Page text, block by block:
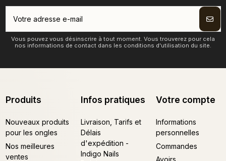
Vous pouvez vous désinscrire à tout moment. Vous trouverez pour cela
nos informations de contact dans les conditions d'utilisation du site.
Produits
Nouveaux produits
pour les ongles
Nos meilleures
ventes
Infos pratiques
Livraison, Tarifs et
Délais
d'expédition -
Indigo Nails
Votre compte
Informations
personnelles
Commandes